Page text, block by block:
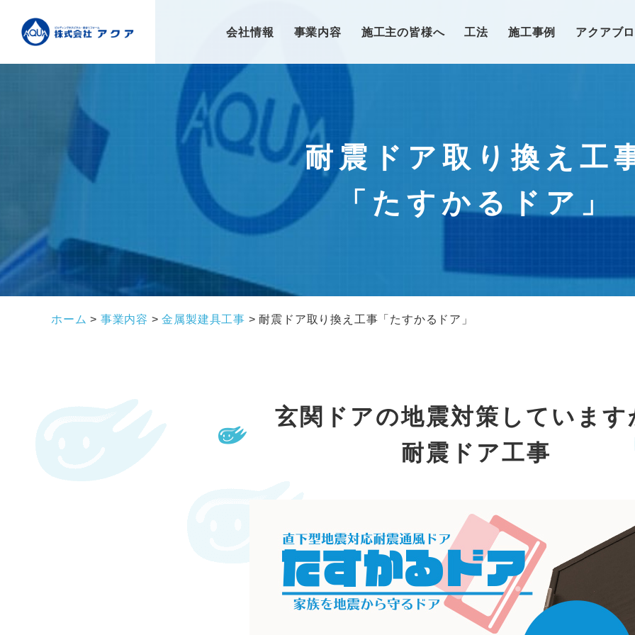
会社情報 事業内容 施工主の皆様へ 工法 施工事例 アクアブ
耐震ドア取り換え工
「たすかるドア」
ホーム > 事業内容 >金属製建具工事 >耐震ドア取り換え工事「たすかるドア」
玄関ドアの地震対策しています
耐震ドア工事